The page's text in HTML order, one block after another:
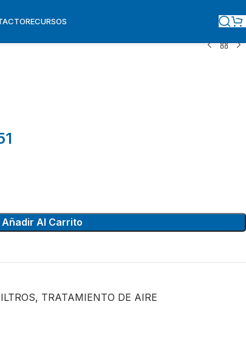
RECURSOS
Añadir Al Carrito
, TRATAMIENTO DE AIRE